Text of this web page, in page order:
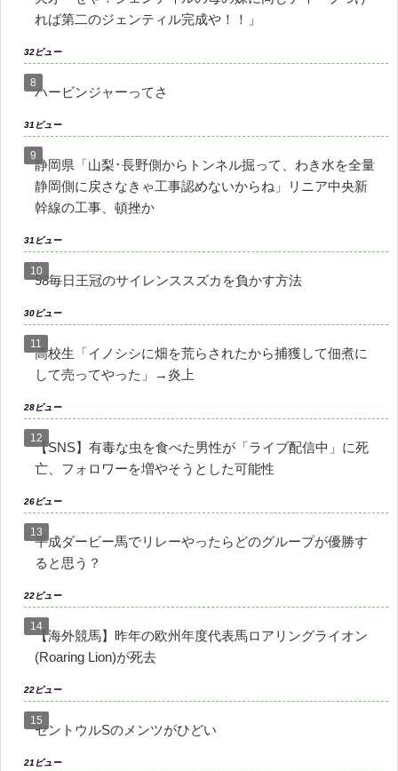
れば第二のジェンティル完成や！！」
32ビュー
ハービンジャーってさ
31ビュー
静岡県「山梨･長野側からトンネル掘って、わき水を全量
静岡側に戻さなきゃ工事認めないからね」リニア中央新
幹線の工事、頓挫か
31ビュー
98毎日王冠のサイレンススズカを負かす方法
30ビュー
高校生「イノシシに畑を荒らされたから捕獲して佃煮に
して売ってやった」→炎上
28ビュー
【SNS】有毒な虫を食べた男性が「ライブ配信中」に死
亡、フォロワーを増やそうとした可能性
26ビュー
平成ダービー馬でリレーやったらどのグループが優勝す
ると思う？
22ビュー
【海外競馬】昨年の欧州年度代表馬ロアリングライオン
(Roaring Lion)が死去
22ビュー
セントウルSのメンツがひどい
21ビュー